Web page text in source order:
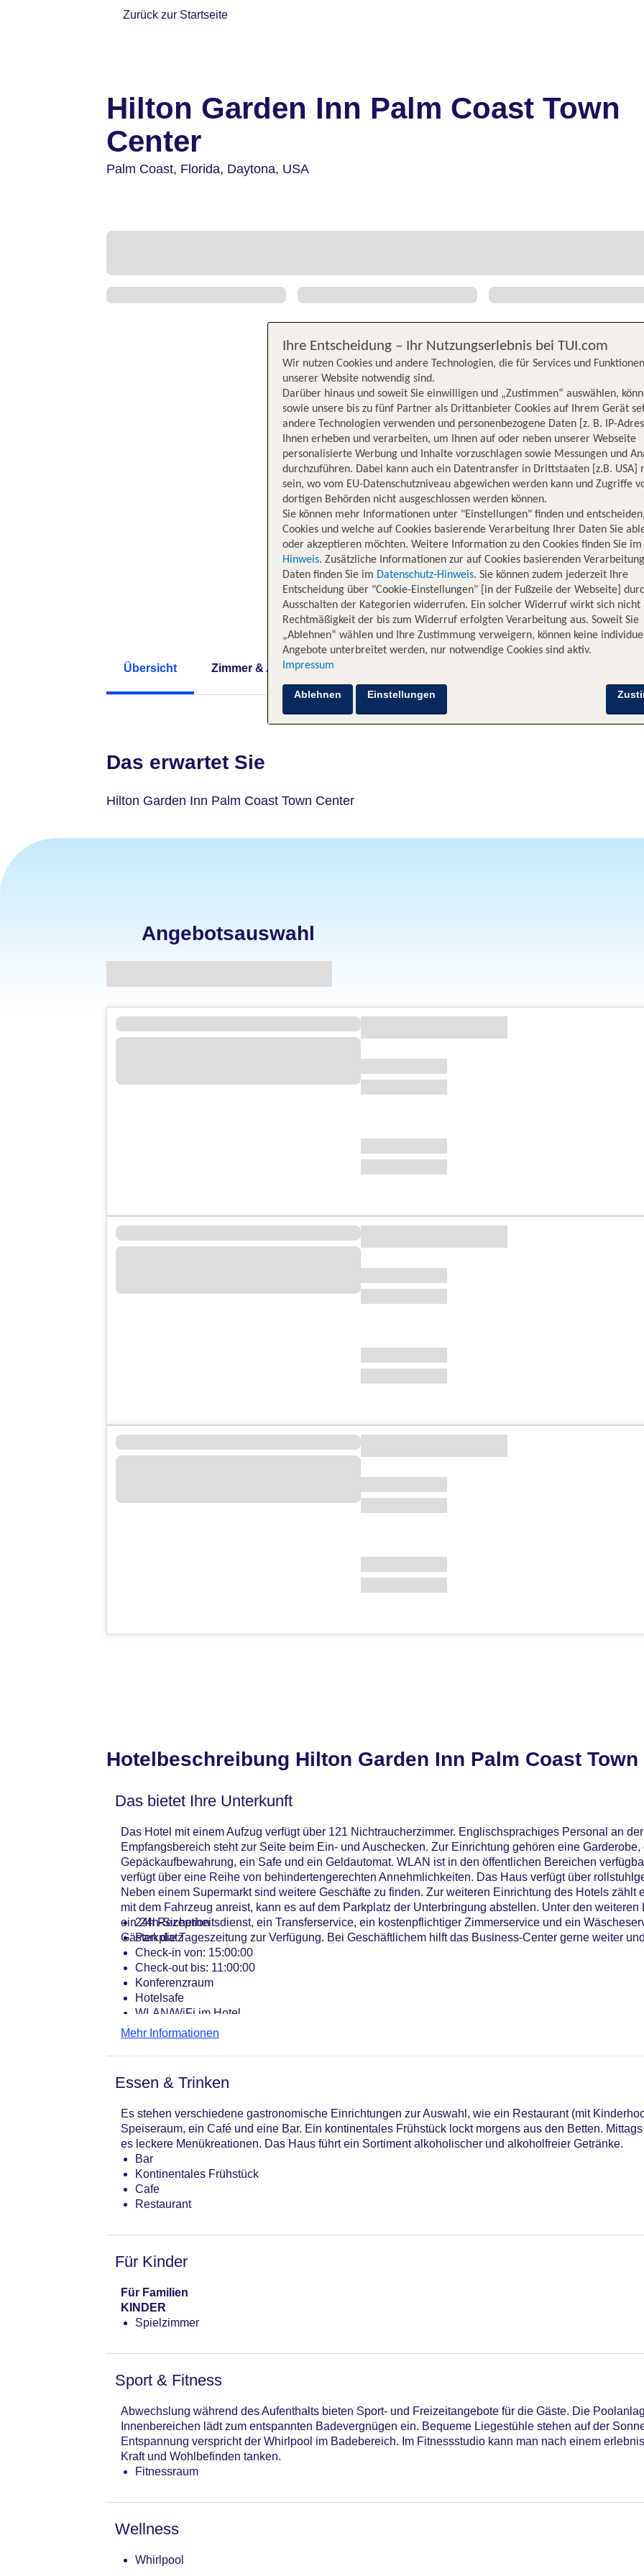
Zurück zur Startseite
Hilton Garden Inn Palm Coast Town
Center
Palm Coast, Florida, Daytona, USA
Übersicht Zimmer & Angebote
Das erwartet Sie
Hilton Garden Inn Palm Coast Town Center
Angebotsauswahl
Hotelbeschreibung Hilton Garden Inn Palm Coast Town
Das bietet Ihre Unterkunft
Das Hotel mit einem Aufzug verfügt über 121 Nichtraucherzimmer. Englischsprachiges Personal an
Empfangsbereich steht zur Seite beim Ein- und Auschecken. Zur Einrichtung gehören eine Garderobe,
Gepäckaufbewahrung, ein Safe und ein Geldautomat. WLAN ist in den öffentlichen Bereichen
verfügt über eine Reihe von behindertengerechten Annehmlichkeiten. Das Haus verfügt über
Neben einem Supermarkt sind weitere Geschäfte zu finden. Zur weiteren Einrichtung des Hotels zählt
mit dem Fahrzeug anreist, kann es auf dem Parkplatz der Unterbringung abstellen. Unter den
ein 24h-Sicherheitsdienst, ein Transferservice, ein kostenpflichtiger Zimmerservice und ein
Gästen die Tageszeitung zur Verfügung. Bei Geschäftlichem hilft das Business-Center gerne weiter
24h Rezeption
Parkplatz
Check-in von: 15:00:00
Check-out bis: 11:00:00
Konferenzraum
Hotelsafe
WLAN/WiFi im Hotel
Lift
Anzahl der Konferenzräume: 0
Zimmerservice: gegen Gebühr
Gesamtanzahl der Stockwerke: 6
Gesamtanzahl der Zimmer: 121
Pools:Indoor Pool, Outdoor Pool, Liegen am Pool
Zahlungsarten: American Express, Mastercard, Visa
Landeskategorie: 3 Sterne
Mehr Informationen
Essen & Trinken
Es stehen verschiedene gastronomische Einrichtungen zur Auswahl, wie ein Restaurant (mit
Speiseraum, ein Café und eine Bar. Ein kontinentales Frühstück lockt morgens aus den Betten.
es leckere Menükreationen. Das Haus führt ein Sortiment alkoholischer und alkoholfreier Getränke.
Bar
Kontinentales Frühstück
Cafe
Restaurant
Für Kinder
Für Familien
KINDER
Spielzimmer
Sport & Fitness
Abwechslung während des Aufenthalts bieten Sport- und Freizeitangebote für die Gäste. Die
Innenbereichen lädt zum entspannten Badevergnügen ein. Bequeme Liegestühle stehen auf der
Entspannung verspricht der Whirlpool im Badebereich. Im Fitnessstudio kann man nach einem
Kraft und Wohlbefinden tanken.
Fitnessraum
Wellness
Whirlpool
Ihre Entscheidung – Ihr Nutzungserlebnis bei TUI.com
Wir nutzen Cookies und andere Technologien, die für Services und
unserer Website notwendig sind.
Darüber hinaus und soweit Sie einwilligen und „Zustimmen“ auswählen,
sowie unsere bis zu fünf Partner als Drittanbieter Cookies auf Ihrem Gerät
andere Technologien verwenden und personenbezogene Daten [z. B. IP-
Ihnen erheben und verarbeiten, um Ihnen auf oder neben unserer Webseite
personalisierte Werbung und Inhalte vorzuschlagen sowie Messungen und
durchzuführen. Dabei kann auch ein Datentransfer in Drittstaaten [z.B. USA]
sein, wo vom EU-Datenschutzniveau abgewichen werden kann und Zugriffe
dortigen Behörden nicht ausgeschlossen werden können.
Sie können mehr Informationen unter "Einstellungen" finden und
Cookies und welche auf Cookies basierende Verarbeitung Ihrer Daten Sie
oder akzeptieren möchten. Weitere Information zu den Cookies finden Sie im
Hinweis. Zusätzliche Informationen zur auf Cookies basierenden
Daten finden Sie im Datenschutz-Hinweis. Sie können zudem jederzeit Ihre
Entscheidung über "Cookie-Einstellungen" [in der Fußzeile der Webseite]
Ausschalten der Kategorien widerrufen. Ein solcher Widerruf wirkt sich nicht
Rechtmäßigkeit der bis zum Widerruf erfolgten Verarbeitung aus. Soweit Sie
„Ablehnen“ wählen und Ihre Zustimmung verweigern, können keine
Angebote unterbreitet werden, nur notwendige Cookies sind aktiv.
Impressum
Ablehnen Einstellungen